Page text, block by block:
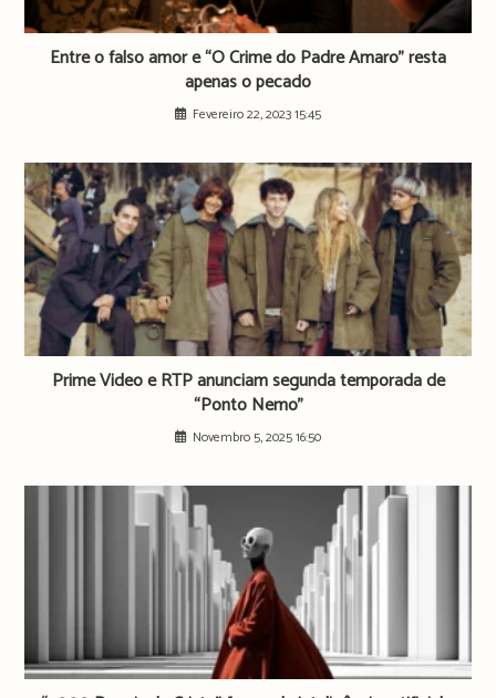
Entre o falso amor e “O Crime do Padre Amaro” resta
apenas o pecado
Fevereiro 22, 2023 15:45
Prime Video e RTP anunciam segunda temporada de
“Ponto Nemo”
Novembro 5, 2025 16:50